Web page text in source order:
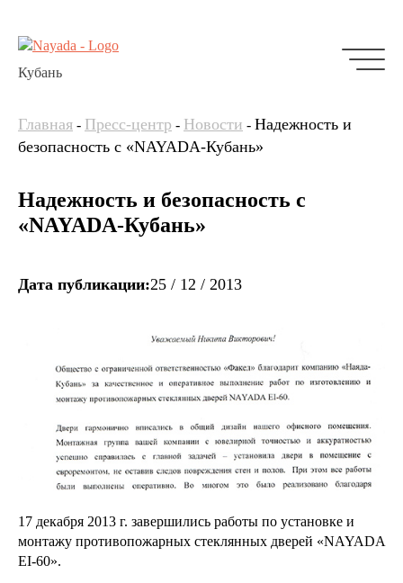
Кубань
Главная - Пресс-центр - Новости - Надежность и
безопасность с «NAYADA-Кубань»
Надежность и безопасность с
«NAYADA-Кубань»
Дата публикации:25 / 12 / 2013
17 декабря 2013 г. завершились работы по установке и
монтажу противопожарных стеклянных дверей «NAYADA
EI-60».